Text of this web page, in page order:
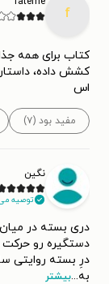
f
کتاب برای همه
کشش داده،
اس
مفید بود (۷)
نگین
توصیه
دری بسته در
دستگیره رو
درِ بسته روایتی
به...بیشتر